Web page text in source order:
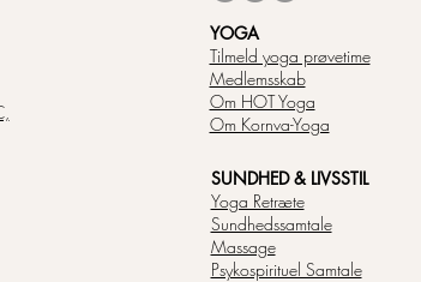
YOGA
Tilmeld yoga prøvetime
Medlemsskab
Om HOT Yoga
Om Kornva-Yoga
SUNDHED & LIVSSTIL
Yoga Retræte
Sundhedssamtale
Massage
Psykospirituel Samtale